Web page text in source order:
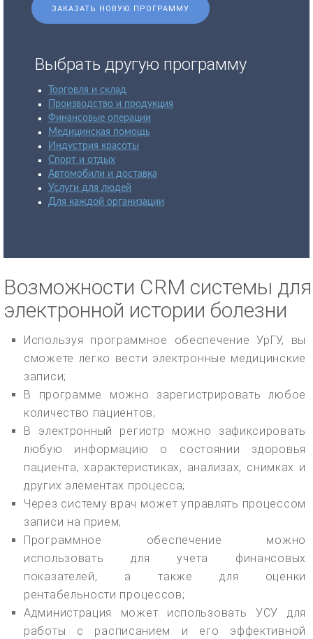
ЗАКАЗАТЬ НОВУЮ ПРОГРАММУ
Выбрать другую программу
Торговля и склад
Производство и продукция
Финансовые операции
Медицинская помощь
Индустрия красоты
Спорт и отдых
Автомобили и доставка
Услуги для людей
Для каждой организации
Возможности CRM системы для
электронной истории болезни
Используя программное обеспечение УрГУ, вы
сможете легко вести электронные медицинские
записи;
В программе можно зарегистрировать любое
количество пациентов;
В электронный регистр можно зафиксировать
любую информацию о состоянии здоровья
пациента, характеристиках, анализах, снимках и
других элементах процесса;
Через систему врач может управлять процессом
записи на прием;
Программное обеспечение можно
использовать для учета финансовых
показателей, а также для оценки
рентабельности процессов;
Администрация может использовать УСУ для
работы с расписанием и его эффективной